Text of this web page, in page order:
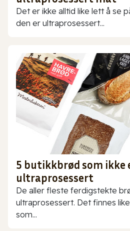
Det er ikke alltid like lett å se
den er ultraprosessert...
5 butikkbrød som ikke
ultraprosessert
De aller fleste ferdigstekte
ultraprosessert. Det finnes
som...